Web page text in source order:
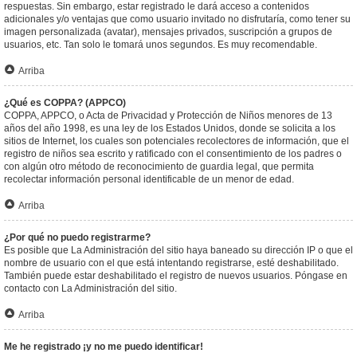
respuestas. Sin embargo, estar registrado le dará acceso a contenidos
adicionales y/o ventajas que como usuario invitado no disfrutaría, como tener su
imagen personalizada (avatar), mensajes privados, suscripción a grupos de
usuarios, etc. Tan solo le tomará unos segundos. Es muy recomendable.
Arriba
¿Qué es COPPA? (APPCO)
COPPA, APPCO, o Acta de Privacidad y Protección de Niños menores de 13
años del año 1998, es una ley de los Estados Unidos, donde se solicita a los
sitios de Internet, los cuales son potenciales recolectores de información, que el
registro de niños sea escrito y ratificado con el consentimiento de los padres o
con algún otro método de reconocimiento de guardia legal, que permita
recolectar información personal identificable de un menor de edad.
Arriba
¿Por qué no puedo registrarme?
Es posible que La Administración del sitio haya baneado su dirección IP o que el
nombre de usuario con el que está intentando registrarse, esté deshabilitado.
También puede estar deshabilitado el registro de nuevos usuarios. Póngase en
contacto con La Administración del sitio.
Arriba
Me he registrado ¡y no me puedo identificar!